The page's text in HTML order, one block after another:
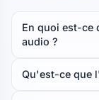
En quoi est-ce
audio ?
Qu'est-ce que